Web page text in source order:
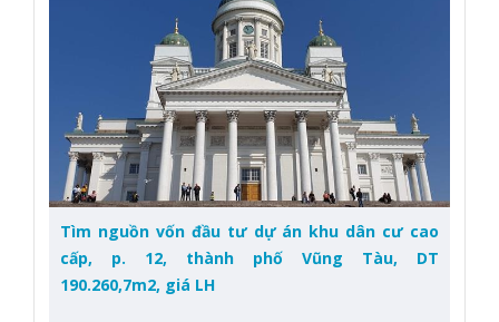
Tìm nguồn vốn đầu tư dự án khu dân cư cao
cấp, p. 12, thành phố Vũng Tàu, DT
190.260,7m2, giá LH